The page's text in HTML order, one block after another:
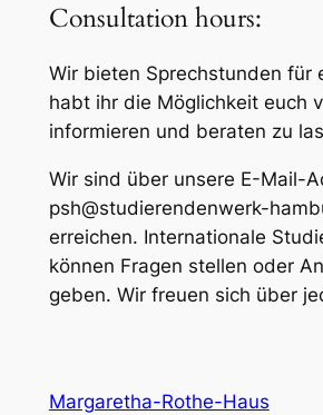
Consultation hours:
Wir bieten Sprechstunden für
habt ihr die Möglichkeit euch
informieren und beraten zu
Wir sind über unsere E-Mail-
psh@studierendenwerk-
erreichen. Internationale
können Fragen stellen oder
geben. Wir freuen sich über
Margaretha-Rothe-Haus